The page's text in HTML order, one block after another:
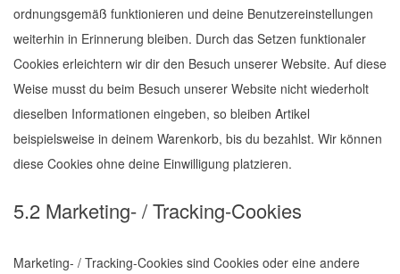
ordnungsgemäß funktionieren und deine Benutzereinstellungen
weiterhin in Erinnerung bleiben. Durch das Setzen funktionaler
Cookies erleichtern wir dir den Besuch unserer Website. Auf diese
Weise musst du beim Besuch unserer Website nicht wiederholt
dieselben Informationen eingeben, so bleiben Artikel
beispielsweise in deinem Warenkorb, bis du bezahlst. Wir können
diese Cookies ohne deine Einwilligung platzieren.
5.2 Marketing- / Tracking-Cookies
Marketing- / Tracking-Cookies sind Cookies oder eine andere